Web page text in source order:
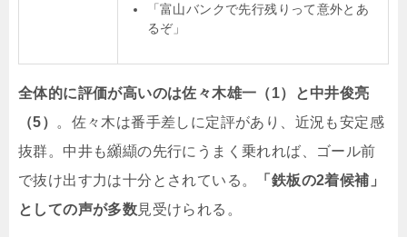
「富山バンクで先行残りって意外とあ
るぞ」
全体的に評価が高いのは佐々木雄一（1）と中井俊亮
（5）
。佐々木は番手差しに定評があり、近況も安定感
抜群。中井も纐纈の先行にうまく乗れれば、ゴール前
で抜け出す力は十分とされている。
「鉄板の2着候補」
としての声が多数見受けられる。